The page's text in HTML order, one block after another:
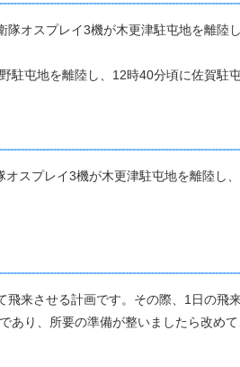
オスプレイ3機が木更津駐屯地を離陸
屯地を離陸し、12時40分頃に佐賀駐
スプレイ3機が木更津駐屯地を離陸し
来させる計画です。その際、1日の飛
り、所要の準備が整いましたら改めて